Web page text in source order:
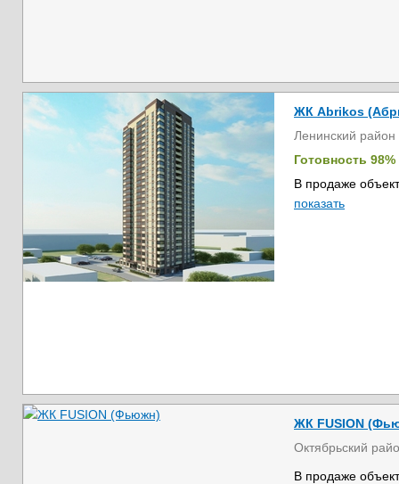
ЖК Abrikos
Ленинский район
Готовность 98%
В продаже
показать
ЖК FUSION
Октябрьский
В продаже